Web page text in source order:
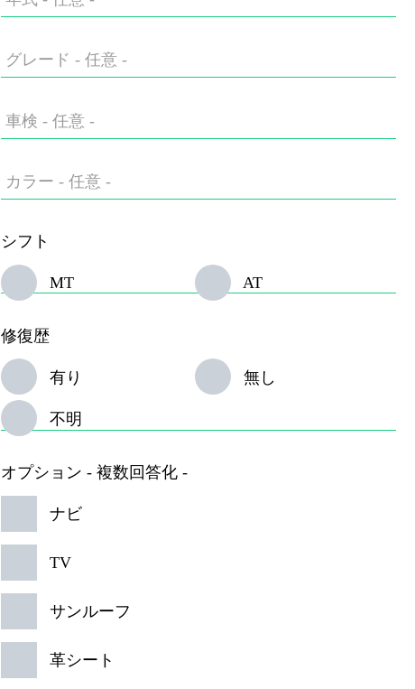
グレード - 任意 -
車検 - 任意 -
カラー - 任意 -
シフト
MT AT
修復歴
有り 無し
不明
オプション - 複数回答化 -
ナビ
TV
サンルーフ
革シート